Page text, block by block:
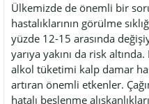
Ülkemizde de önemli bir
hastalıklarının görülme
yüzde 12-15 arasında
yarıya yakını da risk
alkol tüketimi kalp damar
artıran önemli etkenler.
hatalı beslenme